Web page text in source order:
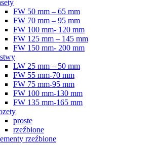
FW 50 mm – 65 mm
FW 70 mm – 95 mm
FW 100 mm- 120 mm
FW 125 mm – 145 mm
FW 150 mm- 200 mm
LW 25 mm – 50 mm
FW 55 mm-70 mm
FW 75 mm-95 mm
FW 100 mm-130 mm
FW 135 mm-165 mm
proste
rzeźbione
rzeźbione